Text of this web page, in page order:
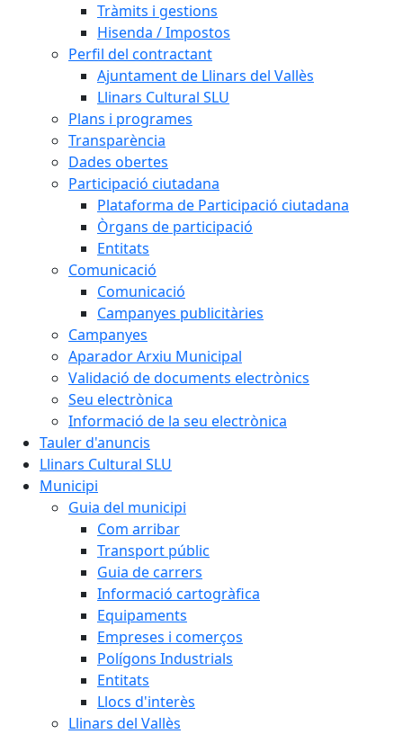
Tràmits i gestions
Hisenda / Impostos
Perfil del contractant
Ajuntament de Llinars del Vallès
Llinars Cultural SLU
Plans i programes
Transparència
Dades obertes
Participació ciutadana
Plataforma de Participació ciutadana
Òrgans de participació
Entitats
Comunicació
Comunicació
Campanyes publicitàries
Campanyes
Aparador Arxiu Municipal
Validació de documents electrònics
Seu electrònica
Informació de la seu electrònica
Tauler d'anuncis
Llinars Cultural SLU
Municipi
Guia del municipi
Com arribar
Transport públic
Guia de carrers
Informació cartogràfica
Equipaments
Empreses i comerços
Polígons Industrials
Entitats
Llocs d'interès
Llinars del Vallès